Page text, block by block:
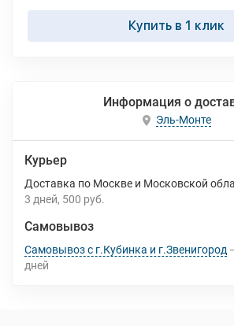
Купить в 1 клик
Информация о
Эль-Монте
Курьер
Доставка по Москве и Московской
3 дней 500 руб.
Самовывоз
Самовывоз с г.Кубинка и г.Звенигород
дней